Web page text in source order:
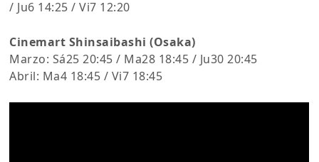
/ Ju6 14:25 / Vi7 12:20
Cinemart Shinsaibashi (Osaka)
Marzo: Sá25 20:45 / Ma28 18:45 / Ju30 20:45
Abril: Ma4 18:45 / Vi7 18:45